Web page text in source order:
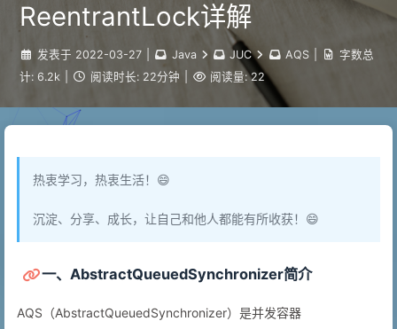
ReentrantLock详解
发表于 2022-03-27 Java JUC AQS
字数总
计: 6.2k 阅读时长: 22分钟 阅读量: 22
热衷学习，热衷生活！😄
沉淀、分享、成长，让自己和他人都能有所收获！😄
一、AbstractQueuedSynchronizer简介
AQS（AbstractQueuedSynchronizer）是并发容器